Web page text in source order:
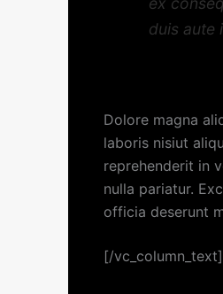
duis aute
Dolore magna
laboris nisiut
reprehenderit in
nulla pariatur.
officia deserunt
[/